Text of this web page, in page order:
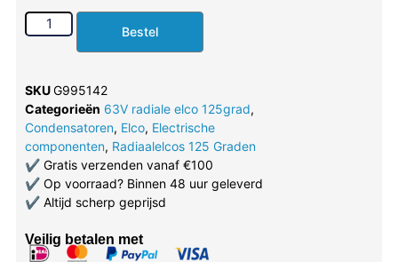
Bestel
SKUG995142
Categorieën 63V radiale elco 125grad,
Condensatoren, Elco, Electrische
componenten, Radiaalelcos 125 Graden
✔Gratis verzenden vanaf €100
✔Op voorraad? Binnen 48 uur geleverd
✔Altijd scherp geprijsd
Veilig betalen met